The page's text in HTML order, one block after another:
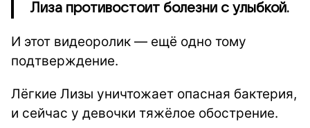
Лиза противостоит болезни с улыбкой.
И этот видеоролик — ещё одно тому
подтверждение.
Лёгкие Лизы уничтожает опасная бактерия,
и сейчас у девочки тяжёлое обострение.